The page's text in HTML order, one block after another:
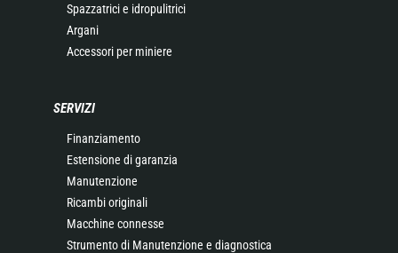
Spazzatrici e idropulitrici
Argani
Accessori per miniere
SERVIZI
Finanziamento
Estensione di garanzia
Manutenzione
Ricambi originali
Macchine connesse
Strumento di Manutenzione e diagnostica